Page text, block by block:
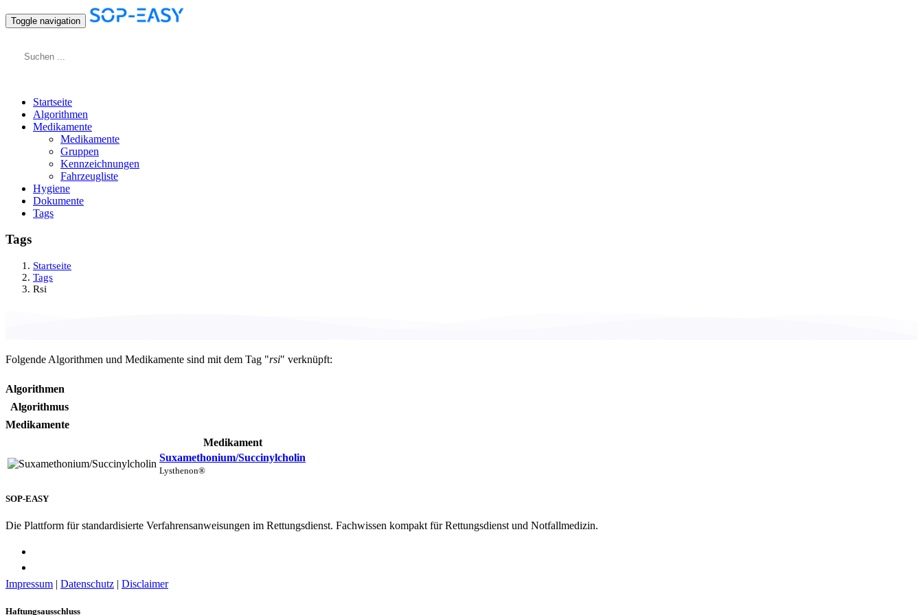
Toggle navigation
Startseite
Algorithmen
Medikamente
Medikamente
Gruppen
Kennzeichnungen
Fahrzeugliste
Hygiene
Dokumente
Tags
Tags
Startseite
Tags
Rsi
Folgende Algorithmen und Medikamente sind mit dem Tag "rsi" verknüpft:
Algorithmen
Algorithmus
Medikamente
Medikament
Suxamethonium/Succinylcholin
Lysthenon®
SOP-EASY
Die Plattform für standardisierte Verfahrensanweisungen im Rettungsdienst. Fachwissen kompakt für Rettungsdienst und Notfallmedizin.
Impressum | Datenschutz | Disclaimer
Haftungsausschluss